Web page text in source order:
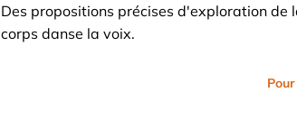
Des propositions précises d'exploration de
corps danse la voix.